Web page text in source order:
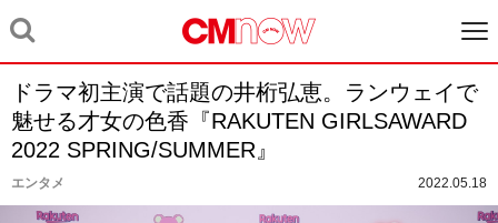
ドラマ初主演で話題の井桁弘恵。ランウェイで
魅せる才女の色香『RAKUTEN GIRLSAWARD
2022 SPRING/SUMMER』
エンタメ 2022.05.18